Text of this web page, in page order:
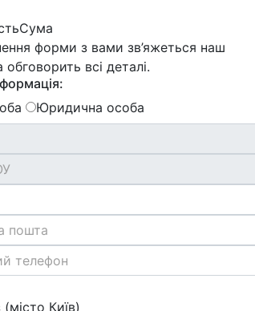
Сума
форми з вами зв’яжеться наш
всі деталі.
Юридична особа
Київ)